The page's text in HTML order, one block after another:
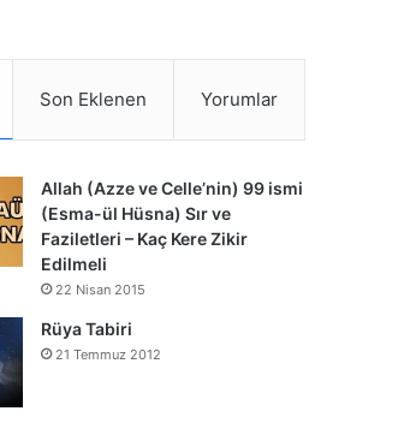
Son Eklenen Yorumlar
Allah (Azze ve Celle’nin) 99 ismi
(Esma-ül Hüsna) Sır ve
Faziletleri – Kaç Kere Zikir
Edilmeli
22 Nisan 2015
Rüya Tabiri
21 Temmuz 2012